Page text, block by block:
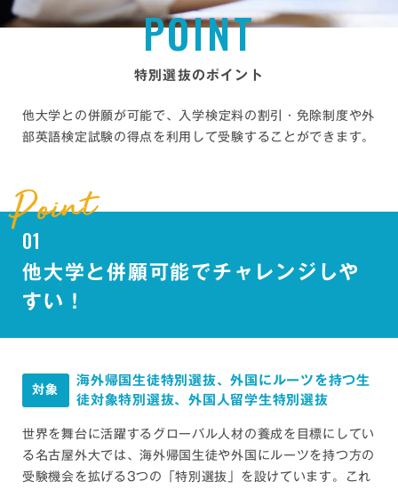
POINT
特別選抜のポイント
他大学との併願が可能で、
入学検定料の割引・免除制度や外
部英語検定試験の得点を利用して受験することができます。
01
他大学と併願可能でチャレンジしや
すい！
対象
海外帰国生徒特別選抜、外国にルーツを持つ生
徒対象特別選抜、外国人留学生特別選抜
世界を舞台に活躍するグローバル人材の養成を目標にしてい
る名古屋外大では、海外帰国生徒や外国にルーツを持つ方の
受験機会を拡げる3つの「特別選抜」を設けています。これ